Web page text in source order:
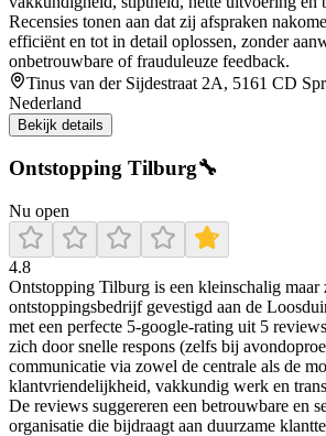
Recensies tonen aan dat zij afspraken
efficiënt en tot in detail oplossen, zonder
onbetrouwbare of frauduleuze feedback.
Tinus van der Sijdestraat 2A, 5161 CD
Nederland
Bekijk details
Ontstopping Tilburg🔧
Nu open
4.8
Ontstopping Tilburg is een kleinschalig maar
ontstoppingsbedrijf gevestigd aan de
met een perfecte 5‑google‑rating uit 5
zich door snelle respons (zelfs bij
communicatie via zowel de centrale als de
klantvriendelijkheid, vakkundig werk en
De reviews suggereren een betrouwbare en
organisatie die bijdraagt aan duurzame